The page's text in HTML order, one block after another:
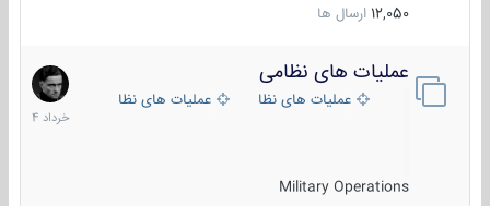
12,050 ارسال ها
عملیات های نظامی
عملیات های نظامی ایرانعملیات های نظامی خارجی
Military Operations
5
خرداد
1404